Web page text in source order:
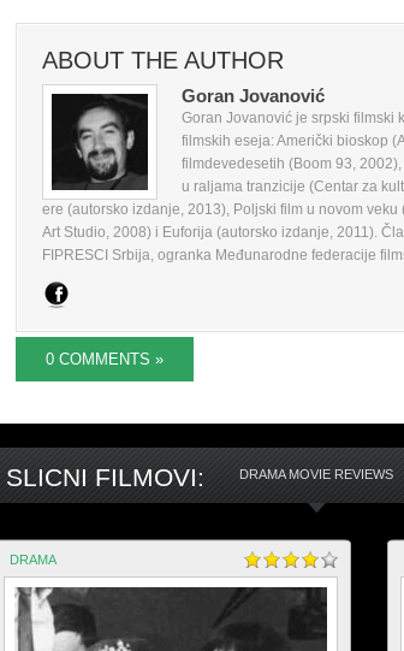
ABOUT THE AUTHOR
Goran Jovanović
Goran Jovanović je srpski filmski
filmskih eseja: Američki bioskop
filmdevedesetih (Boom 93,
u raljama tranzicije (Centar za
ere (autorsko izdanje, 2013), Poljski film u novom
Art Studio, 2008) i Euforija (autorsko izdanje, 2011).
FIPRESCI Srbija, ogranka Međunarodne federacije
0 COMMENTS »
SLICNI FILMOVI: DRAMA MOVIE REVIEWS
DRAMA